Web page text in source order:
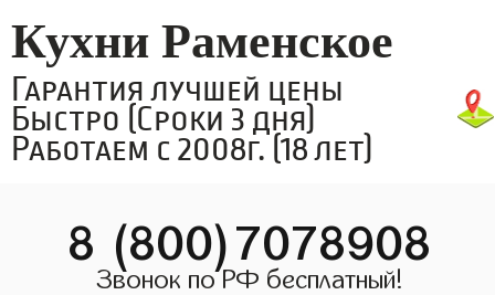
Кухни Раменское
Гарантия лучшей цены
Быстро (Сроки 3 дня)
Работаем с 2008г. (18 лет)
8 (800)7078908
Звонок по РФ бесплатный!